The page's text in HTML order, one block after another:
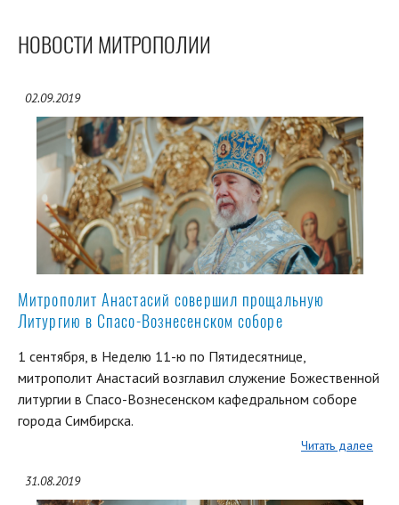
НОВОСТИ МИТРОПОЛИИ
02.09.2019
Митрополит Анастасий совершил прощальную
Литургию в Спасо-Вознесенском соборе
1 сентября, в Неделю 11-ю по Пятидесятнице,
митрополит Анастасий возглавил служение Божественной
литургии в Спасо-Вознесенском кафедральном соборе
города Симбирска.
Читать далее
31.08.2019